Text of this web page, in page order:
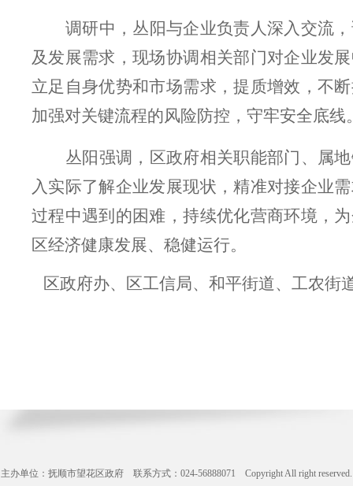
调研中，丛阳与企业负责人深入交流
及发展需求 ，现场协调相关部门对企业发
立足自身优势和市场需求，提质增效，不
加强对关键流程的风险防控，守牢安全底线
丛阳强调， 区政府相关职能部门 、
属
入实际了解企业发展现状，精准对接企业
过程中遇到的困难 ，持续优化营商环境，
区经济健康发展、 稳健运行。
区政府办、 区工信局、 和平街道、工农街
主办单位：抚顺市望花区政府 联系方式：024-56888071 Copyright All right